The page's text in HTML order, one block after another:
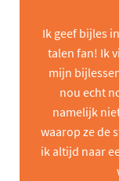
Ik geef bijles
talen fan! Ik
mijn
nou echt
namelijk
waarop ze de
ik altijd naar